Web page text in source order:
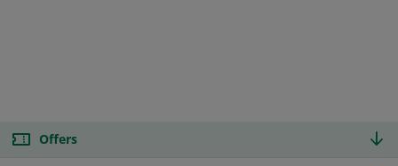
Offers